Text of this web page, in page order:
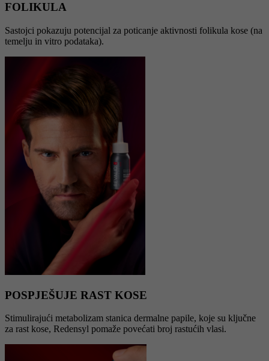
FOLIKULA
Sastojci pokazuju potencijal za poticanje aktivnosti folikula kose (na
temelju in vitro podataka).
POSPJEŠUJE RAST KOSE
Stimulirajući metabolizam stanica dermalne papile, koje su ključne
za rast kose, Redensyl pomaže povećati broj rastućih vlasi.